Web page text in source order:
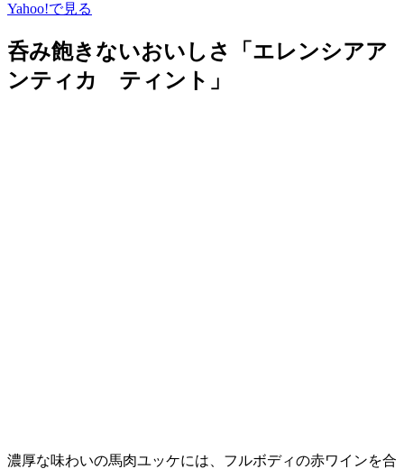
Yahoo!で見る
呑み飽きないおいしさ「エレンシアア
ンティカ ティント」
濃厚な味わいの馬肉ユッケには、フルボディの赤ワインを合